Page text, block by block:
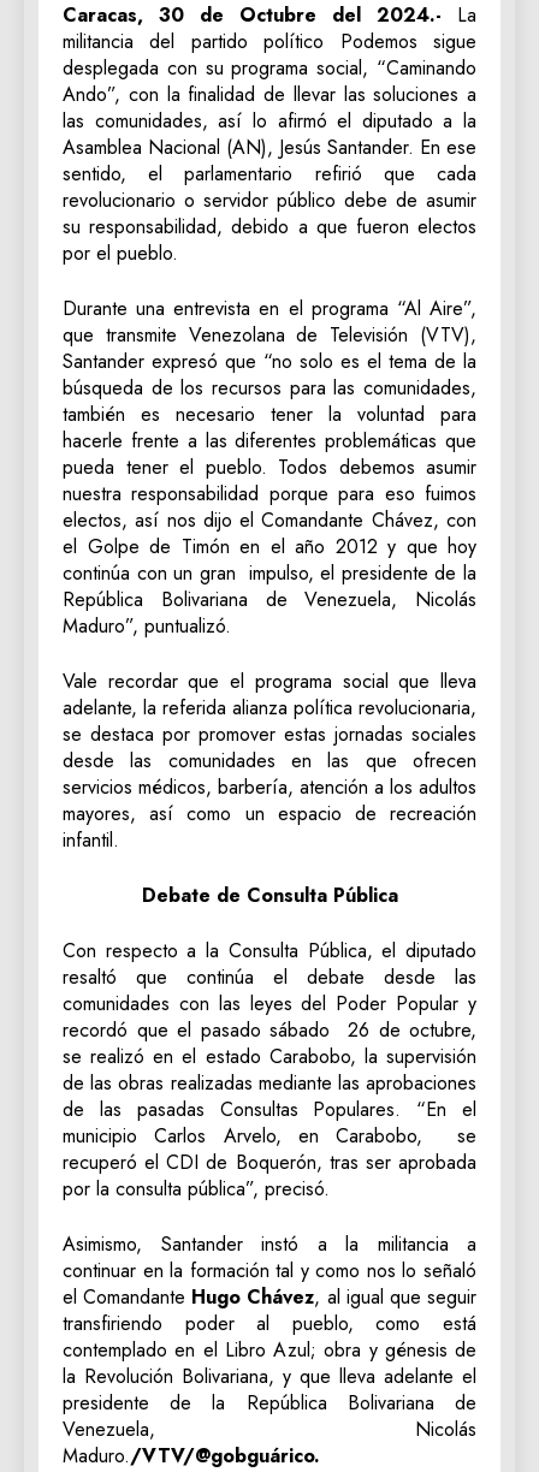
Caracas, 30 de Octubre del 2024.- La
militancia del partido político Podemos sigue
desplegada con su programa social, “Caminando
Ando”, con la finalidad de llevar las soluciones a
las comunidades, así lo afirmó el diputado a la
Asamblea Nacional (AN), Jesús Santander. En ese
sentido, el parlamentario refirió que cada
revolucionario o servidor público debe de asumir
su responsabilidad, debido a que fueron electos
por el pueblo.
Durante una entrevista en el programa “Al Aire”,
que transmite Venezolana de Televisión (VTV),
Santander expresó que “no solo es el tema de la
búsqueda de los recursos para las comunidades,
también es necesario tener la voluntad para
hacerle frente a las diferentes problemáticas que
pueda tener el pueblo. Todos debemos asumir
nuestra responsabilidad porque para eso fuimos
electos, así nos dijo el Comandante Chávez, con
el Golpe de Timón en el año 2012 y que hoy
continúa con un gran impulso, el presidente de la
República Bolivariana de Venezuela, Nicolás
Maduro”, puntualizó.
Vale recordar que el programa social que lleva
adelante, la referida alianza política revolucionaria,
se destaca por promover estas jornadas sociales
desde las comunidades en las que ofrecen
servicios médicos, barbería, atención a los adultos
mayores, así como un espacio de recreación
infantil.
Debate de Consulta Pública
Con respecto a la Consulta Pública, el diputado
resaltó que continúa el debate desde las
comunidades con las leyes del Poder Popular y
recordó que el pasado sábado 26 de octubre,
se realizó en el estado Carabobo, la supervisión
de las obras realizadas mediante las aprobaciones
de las pasadas Consultas Populares. “En el
municipio Carlos Arvelo, en Carabobo, se
recuperó el CDI de Boquerón, tras ser aprobada
por la consulta pública”, precisó.
Asimismo, Santander instó a la militancia a
continuar en la formación tal y como nos lo señaló
el Comandante Hugo Chávez, al igual que seguir
transfiriendo poder al pueblo, como está
contemplado en el Libro Azul; obra y génesis de
la Revolución Bolivariana, y que lleva adelante el
presidente de la República Bolivariana de
Venezuela, Nicolás
Maduro./VTV/@gobguárico.